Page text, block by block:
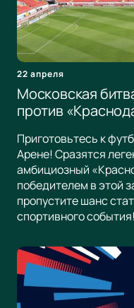
22 апреля
Московская
против
Приготовьтесь к
Арене! Сразятся
амбициозный
победителем в этой
пропустите шанс
спортивного события!